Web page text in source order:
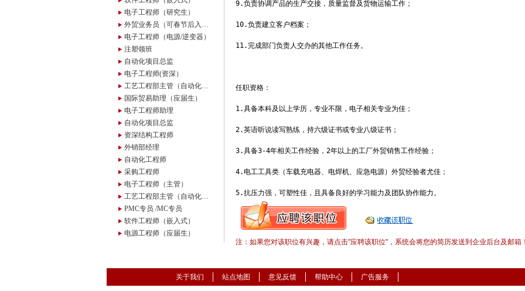
电子工程师（研究生）
外贸业务员（可春节后入职）
电子工程师（电源/逆变器）
注塑领班
自动化项目总监
电子工程师(资深）
工艺工程部主管（自动化方向）
国际贸易助理（应届生）
电子工程师助理
自动化项目总监
资深结构工程师
外销部经理
自动化工程师
采购工程师
电子工程师（主管）
工艺工程部主管（自动化方向）
PMC专员 /MC专员
软件工程师（嵌入式）
电源工程师（应届生）
9.负责协调产品的生产交接，质量监督及货物运输工作；
10.负责建立客户档案；
11.完成部门负责人交办的其他工作任务。
任职资格：
1.具备本科及以上学历，专业不限，电子相关专业为佳；
2.英语听说读写熟练，持六级证书或专业八级证书；
3.具备3-4年相关工作经验，2年以上的工厂外贸销售工作经验；
4.电工工具类（车载充电器、电焊机、应急电源）外贸经验者尤佳；
5.抗压力强，可塑性佳，且具备良好的学习能力及团队协作能力。
注：如果您对该职位有兴趣，请点击"应聘该职位"，系统会将您的简历发送到企业后台及邮箱！
关于我们 站点地图 意见反馈 帮助中心 广告服务